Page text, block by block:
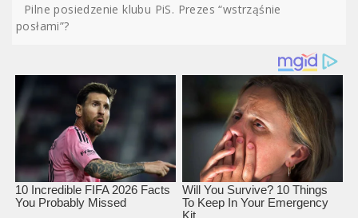
Pilne posiedzenie klubu PiS. Prezes “wstrząśnie
posłami”?